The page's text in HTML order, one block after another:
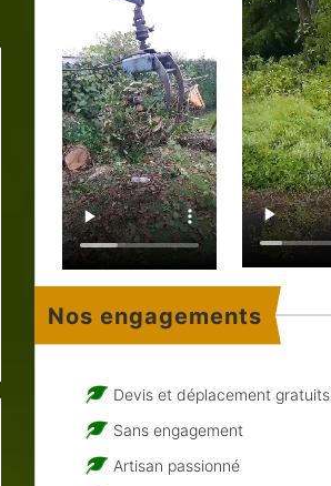
Nos engagements
Devis et déplacement gratuits
Sans engagement
Artisan passionné